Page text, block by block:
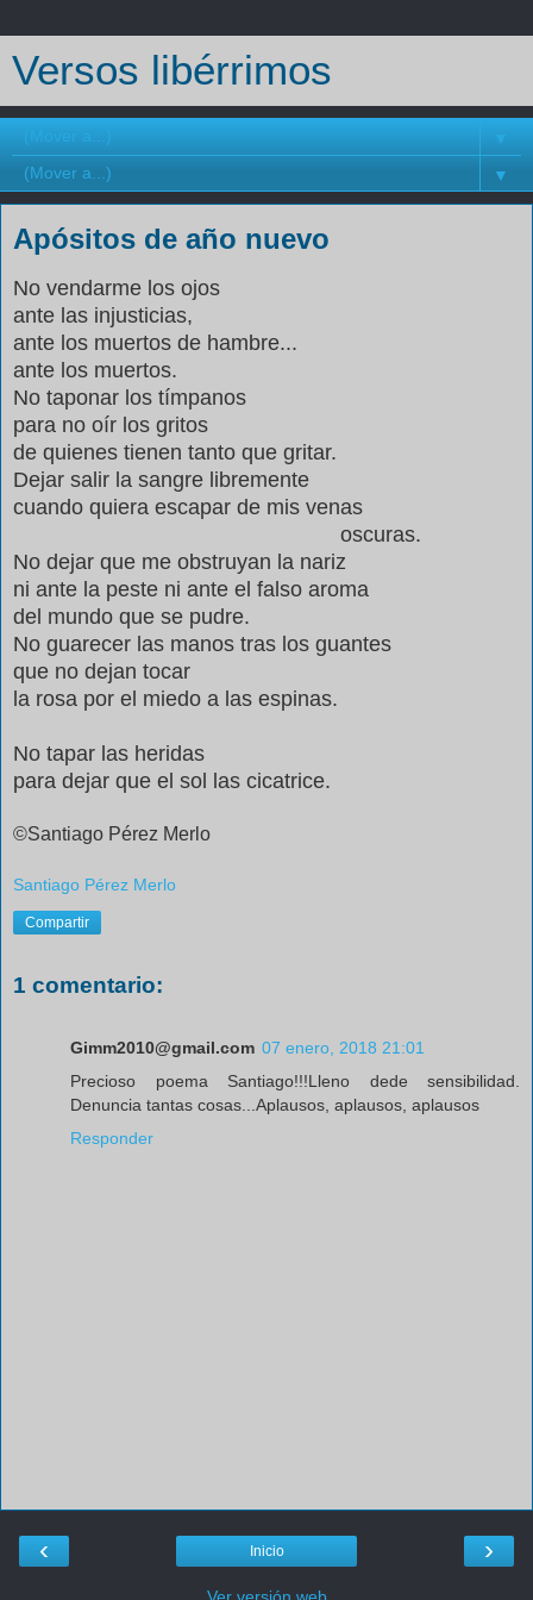
Versos libérrimos
▼
▼
Apósitos de año nuevo
No vendarme los ojos
ante las injusticias,
ante los muertos de hambre...
ante los muertos.
No taponar los tímpanos
para no oír los gritos
de quienes tienen tanto que gritar.
Dejar salir la sangre libremente
cuando quiera escapar de mis venas
oscuras.
No dejar que me obstruyan la nariz
ni ante la peste ni ante el falso aroma
del mundo que se pudre.
No guarecer las manos tras los guantes
que no dejan tocar
la rosa por el miedo a las espinas.
No tapar las heridas
para dejar que el sol las cicatrice.
©Santiago Pérez Merlo
Santiago Pérez Merlo
Compartir
1 comentario:
Gimm2010@gmail.com 07 enero, 2018 21:01
Precioso poema Santiago!!!Lleno dede sensibilidad.
Denuncia tantas cosas...Aplausos, aplausos, aplausos
Responder
‹ ›
Inicio